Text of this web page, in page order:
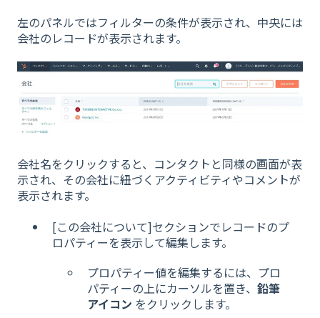
左のパネルではフィルターの条件が表示され、中央には
会社のレコードが表示されます。
会社名をクリックすると、コンタクトと同様の画面が表
示され、その会社に紐づくアクティビティやコメントが
表示されます。
[この会社について]セクションでレコードのプ
ロパティーを表示して編集します。
プロパティー値を編集するには、プロ
パティーの上にカーソルを置き、 鉛筆
アイコン をクリックします。